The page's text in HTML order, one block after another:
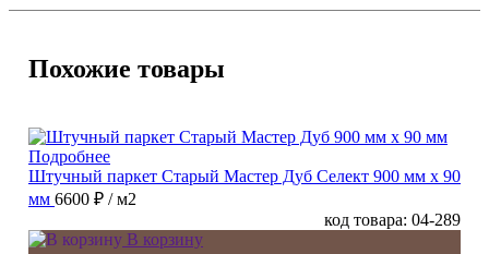
Похожие товары
Подробнее
Штучный паркет Старый Мастер Дуб Селект 900 мм х 90
мм 6600 ₽ / м2
код товара: 04-289
В корзину